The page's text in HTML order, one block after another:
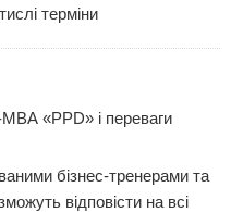
терміни
МВА «PPD» і переваги
бізнес-тренерами та
відповісти на всі